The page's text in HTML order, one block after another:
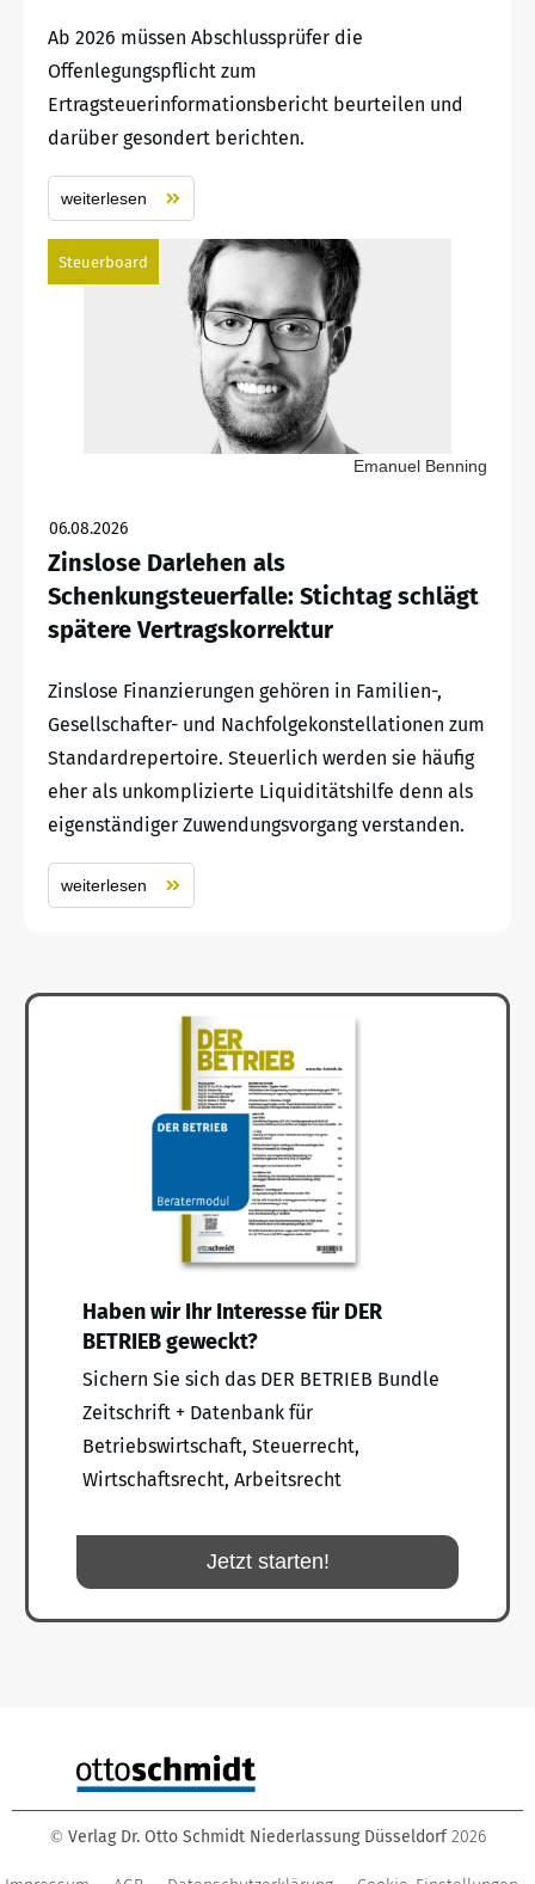
Ab 2026 müssen Abschlussprüfer die
Offenlegungspflicht zum
Ertragsteuerinformationsbericht beurteilen und
darüber gesondert berichten.
weiterlesen
Steuerboard
Emanuel Benning
06.08.2026
Zinslose Darlehen als
Schenkungsteuerfalle: Stichtag schlägt
spätere Vertragskorrektur
Zinslose Finanzierungen gehören in Familien-,
Gesellschafter- und Nachfolgekonstellationen zum
Standardrepertoire. Steuerlich werden sie häufig
eher als unkomplizierte Liquiditätshilfe denn als
eigenständiger Zuwendungsvorgang verstanden.
weiterlesen
Haben wir Ihr Interesse für DER
BETRIEB geweckt?
Sichern Sie sich das DER BETRIEB Bundle
Zeitschrift + Datenbank für
Betriebswirtschaft, Steuerrecht,
Wirtschaftsrecht, Arbeitsrecht
Jetzt starten!
© Verlag Dr. Otto Schmidt Niederlassung Düsseldorf 2026